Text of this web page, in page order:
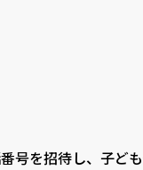
号を招待し、子ど